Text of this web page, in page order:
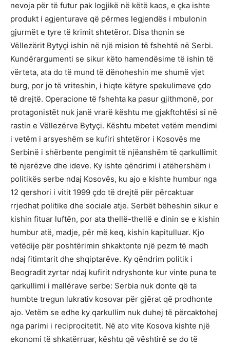
nevoja për të futur pak logjikë në këtë kaos, e çka ishte
produkt i agjenturave që përmes legjendës i mbulonin
gjurmët e tyre të krimit shtetëror. Disa thonin se
Vëllezërit Bytyçi ishin në një mision të fshehtë në Serbi.
Kundërargumenti se sikur këto hamendësime të ishin të
vërteta, ata do të mund të dënoheshin me shumë vjet
burg, por jo të vriteshin, i hiqte këtyre spekulimeve çdo
të drejtë. Operacione të fshehta ka pasur gjithmonë, por
protagonistët nuk janë vrarë kështu me gjakftohtësi si në
rastin e Vëllezërve Bytyçi. Kështu mbetet vetëm mendimi
i vetëm i arsyeshëm se kufiri shtetëror i Kosovës me
Serbinë i shërbente pengimit të njëanshëm të qarkullimit
të njerëzve dhe ideve. Ky ishte qëndrimi i atëhershëm i
politikës serbe ndaj Kosovës, ku ajo e kishte humbur nga
12 qershori i vitit 1999 çdo të drejtë për përcaktuar
rrjedhat politike dhe sociale atje. Serbët bëheshin sikur e
kishin fituar luftën, por ata thellë-thellë e dinin se e kishin
humbur atë, madje, për më keq, kishin kapitulluar. Kjo
vetëdije për poshtërimin shkaktonte një pezm të madh
ndaj fitimtarit dhe shqiptarëve. Ky qëndrim politik i
Beogradit zyrtar ndaj kufirit ndryshonte kur vinte puna te
qarkullimi i mallërave serbe: Serbia nuk donte që ta
humbte tregun lukrativ kosovar për gjërat që prodhonte
ajo. Vetëm se edhe ky qarkullim nuk duhej të përcaktohej
nga parimi i reciprocitetit. Në ato vite Kosova kishte një
ekonomi të shkatërruar, kështu që vështirë se do të